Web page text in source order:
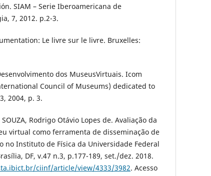
SIAM – Serie Iberoamericana de
7, 2012. p.2-3.
Le livre sur le livre. Bruxelles:
dos MuseusVirtuais. Icom
Council of Museums) dedicated to
2004, p. 3.
Rodrigo Otávio Lopes de. Avaliação da
virtual como ferramenta de disseminação de
no Instituto de Física da Universidade Federal
DF, v.47 n.3, p.177-189, set./dez. 2018.
ciinf/article/view/4333/3982. Acesso